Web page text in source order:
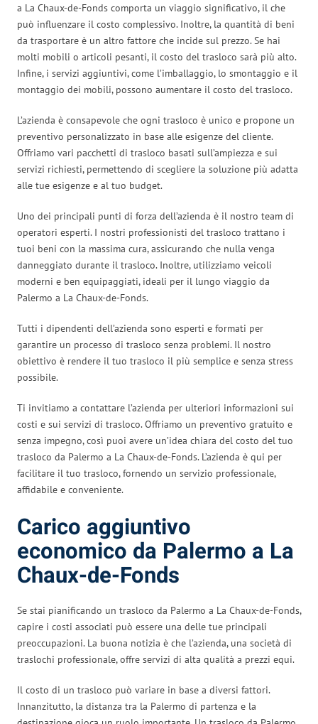
a La Chaux-de-Fonds comporta un viaggio significativo, il che
può influenzare il costo complessivo. Inoltre, la quantità di beni
da trasportare è un altro fattore che incide sul prezzo. Se hai
molti mobili o articoli pesanti, il costo del trasloco sarà più alto.
Infine, i servizi aggiuntivi, come l’imballaggio, lo smontaggio e il
montaggio dei mobili, possono aumentare il costo del trasloco.
L’azienda è consapevole che ogni trasloco è unico e propone un
preventivo personalizzato in base alle esigenze del cliente.
Offriamo vari pacchetti di trasloco basati sull’ampiezza e sui
servizi richiesti, permettendo di scegliere la soluzione più adatta
alle tue esigenze e al tuo budget.
Uno dei principali punti di forza dell’azienda è il nostro team di
operatori esperti. I nostri professionisti del trasloco trattano i
tuoi beni con la massima cura, assicurando che nulla venga
danneggiato durante il trasloco. Inoltre, utilizziamo veicoli
moderni e ben equipaggiati, ideali per il lungo viaggio da
Palermo a La Chaux-de-Fonds.
Tutti i dipendenti dell’azienda sono esperti e formati per
garantire un processo di trasloco senza problemi. Il nostro
obiettivo è rendere il tuo trasloco il più semplice e senza stress
possibile.
Ti invitiamo a contattare l’azienda per ulteriori informazioni sui
costi e sui servizi di trasloco. Offriamo un preventivo gratuito e
senza impegno, così puoi avere un’idea chiara del costo del tuo
trasloco da Palermo a La Chaux-de-Fonds. L’azienda è qui per
facilitare il tuo trasloco, fornendo un servizio professionale,
affidabile e conveniente.
Carico aggiuntivo
economico da Palermo a La
Chaux-de-Fonds
Se stai pianificando un trasloco da Palermo a La Chaux-de-Fonds,
capire i costi associati può essere una delle tue principali
preoccupazioni. La buona notizia è che l’azienda, una società di
traslochi professionale, offre servizi di alta qualità a prezzi equi.
Il costo di un trasloco può variare in base a diversi fattori.
Innanzitutto, la distanza tra la Palermo di partenza e la